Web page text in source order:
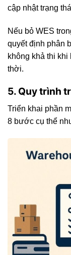
cập nhật trạng
Nếu bỏ WES
quyết định phân
không khả thi khi
thời.
5. Quy trình
Triển khai phần
8 bước cụ thể